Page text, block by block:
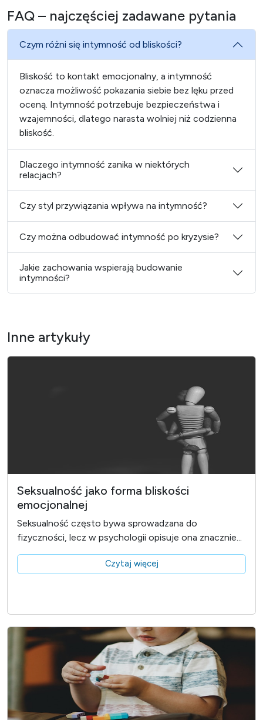
FAQ – najczęściej zadawane pytania
Czym różni się intymność od bliskości?
Bliskość to kontakt emocjonalny, a intymność
oznacza możliwość pokazania siebie bez lęku przed
oceną. Intymność potrzebuje bezpieczeństwa i
wzajemności, dlatego narasta wolniej niż codzienna
bliskość.
Dlaczego intymność zanika w niektórych
relacjach?
Czy styl przywiązania wpływa na intymność?
Czy można odbudować intymność po kryzysie?
Jakie zachowania wspierają budowanie
intymności?
Inne artykuły
Seksualność jako forma bliskości
emocjonalnej
Seksualność często bywa sprowadzana do
fizyczności, lecz w psychologii opisuje ona znacznie...
Czytaj więcej